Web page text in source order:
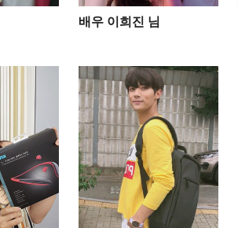
배우 이희진 님